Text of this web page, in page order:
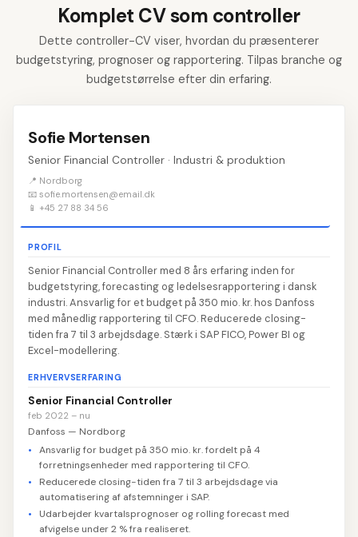
Komplet CV som controller
Dette controller-CV viser, hvordan du præsenterer
budgetstyring, prognoser og rapportering. Tilpas branche og
budgetstørrelse efter din erfaring.
Sofie Mortensen
Senior Financial Controller · Industri & produktion
📍 Nordborg
📧 sofie.mortensen@email.dk
📱 +45 27 88 34 56
PROFIL
Senior Financial Controller med 8 års erfaring inden for
budgetstyring, forecasting og ledelsesrapportering i dansk
industri. Ansvarlig for et budget på 350 mio. kr. hos Danfoss
med månedlig rapportering til CFO. Reducerede closing-
tiden fra 7 til 3 arbejdsdage. Stærk i SAP FICO, Power BI og
Excel-modellering.
ERHVERVSERFARING
Senior Financial Controller
feb 2022 – nu
Danfoss — Nordborg
Ansvarlig for budget på 350 mio. kr. fordelt på 4
forretningsenheder med rapportering til CFO.
Reducerede closing-tiden fra 7 til 3 arbejdsdage via
automatisering af afstemninger i SAP.
Udarbejder kvartalsprognoser og rolling forecast med
afvigelse under 2 % fra realiseret.